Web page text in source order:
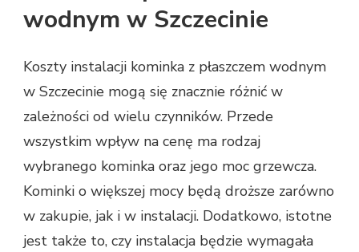
wodnym w Szczecinie
Koszty instalacji kominka z płaszczem wodnym
w Szczecinie mogą się znacznie różnić w
zależności od wielu czynników. Przede
wszystkim wpływ na cenę ma rodzaj
wybranego kominka oraz jego moc grzewcza.
Kominki o większej mocy będą droższe zarówno
w zakupie, jak i w instalacji. Dodatkowo, istotne
jest także to, czy instalacja będzie wymagała